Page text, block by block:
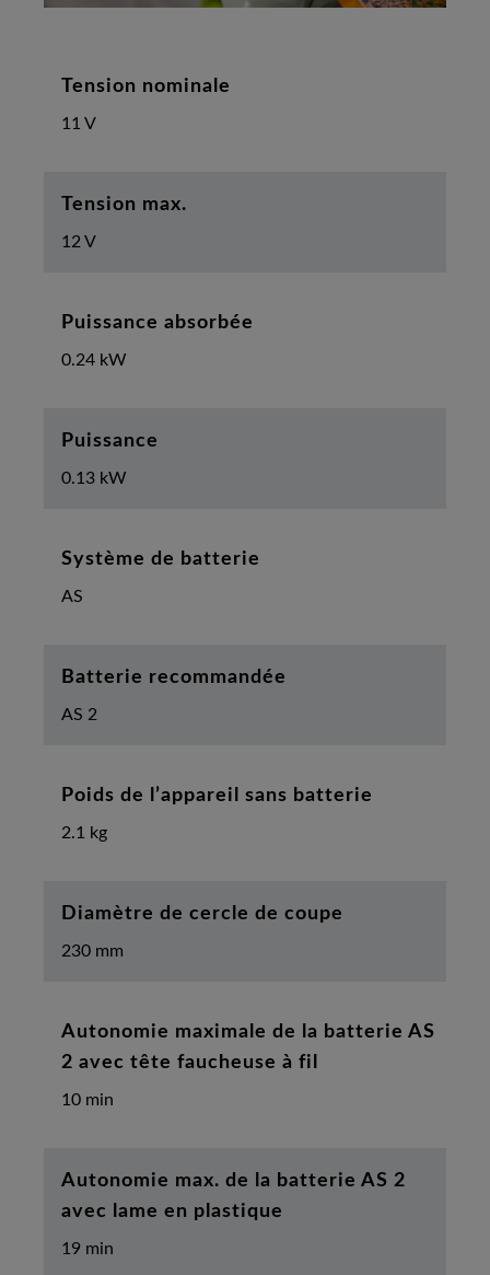
Tension nominale
11 V
Tension max.
12 V
Puissance absorbée
0.24 kW
Puissance
0.13 kW
Système de batterie
AS
Batterie recommandée
AS 2
Poids de l’appareil sans batterie
2.1 kg
Diamètre de cercle de coupe
230 mm
Autonomie maximale de la batterie AS
2 avec tête faucheuse à fil
10 min
Autonomie max. de la batterie AS 2
avec lame en plastique
19 min